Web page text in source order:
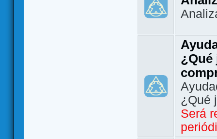
¿Qué
¿Qué
Será